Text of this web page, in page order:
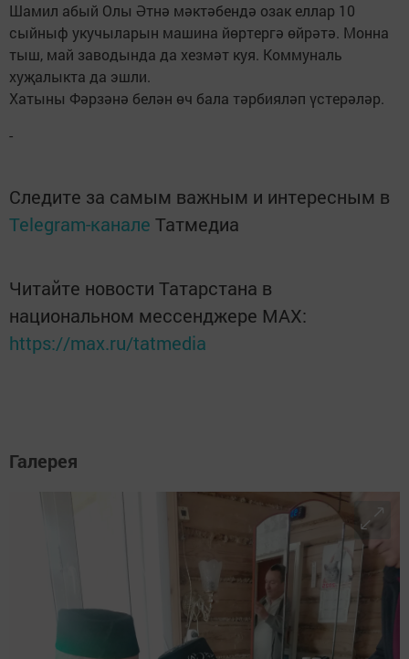
Шамил абый Олы Әтнә мәктәбендә озак еллар 10
сыйныф укучыларын машина йөртергә өйрәтә. Монна
тыш, май заводында да хезмәт куя. Коммуналь
хуҗалыкта да эшли.
Хатыны Фәрзәнә белән өч бала тәрбияләп үстерәләр.
-
Следите за самым важным и интересным в
Telegram-канале Татмедиа
Читайте новости Татарстана в
национальном мессенджере MАХ:
https://max.ru/tatmedia
Галерея